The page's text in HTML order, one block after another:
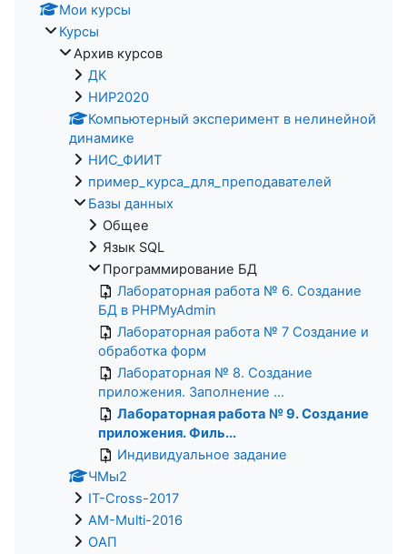
Мои курсы
Курсы
Архив курсов
ДК
НИР2020
Компьютерный эксперимент в нелинейной
динамике
НИС_ФИИТ
пример_курса_для_преподавателей
Базы данных
Общее
Язык SQL
Программирование БД
Лабораторная работа № 6. Создание
БД в PHPMyAdmin
Лабораторная работа № 7 Создание и
обработка форм
Лабораторная № 8. Создание
приложения. Заполнение ...
Лабораторная работа № 9. Создание
приложения. Филь...
Индивидуальное задание
ЧМы2
IT-Cross-2017
AM-Multi-2016
ОАП